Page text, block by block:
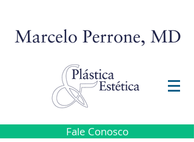
Fale Conosco